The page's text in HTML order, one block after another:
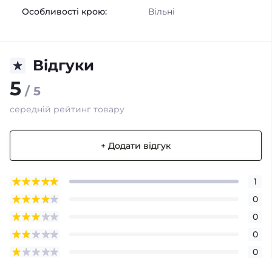
Особливості крою: Вільні
Відгуки
5 / 5
середній рейтинг товару
+ Додати відгук
1
0
0
0
0